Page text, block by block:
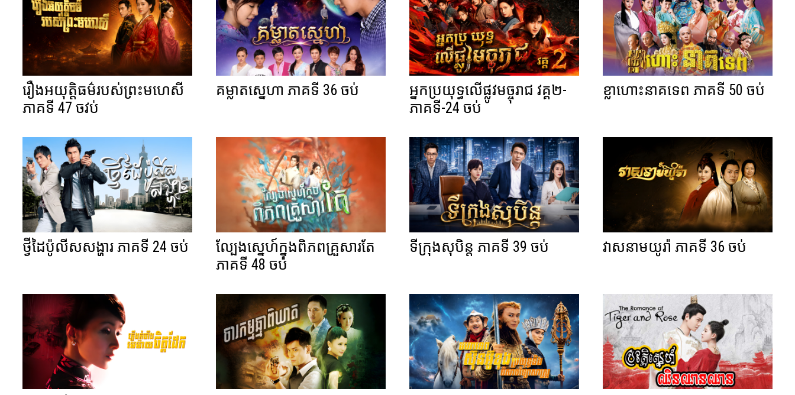
រឿងអយុត្តិធម៌របស់ព្រះមហេសី
ភាគទី 47 ចវប់
គម្លាតស្នេហា ភាគទី 36 ចប់
អ្នកប្រយុទ្ធលើផ្លូវមច្ចុរាជ វគ្គ២-
ភាគទី-24 ចប់
ខ្លាហោះនាគទេព ភាគទី 50 ចប់
ថ្វីដៃប៉ូលីសសង្ហារ ភាគទី 24 ចប់
ល្បែងស្នេហ៍ក្នុងពិភពគ្រួសារតែ
ភាគទី 48 ចប់
ទីក្រុងសុបិន្ត ភាគទី 39 ចប់ វាសនាមយូរ៉ា ភាគទី 36 ចប់